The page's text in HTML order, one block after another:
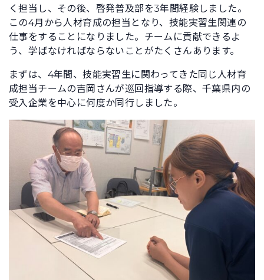
く担当し、その後、啓発普及部を3年間経験しました。
この4月から人材育成の担当となり、技能実習生関連の
仕事をすることになりました。チームに貢献できるよ
う、学ばなければならないことがたくさんあります。
まずは、4年間、技能実習生に関わってきた同じ人材育
成担当チームの吉岡さんが巡回指導する際、千葉県内の
受入企業を中心に何度か同行しました。